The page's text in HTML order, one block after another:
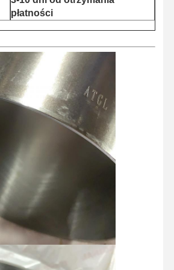
Produkty
Po Fabryce
płatności